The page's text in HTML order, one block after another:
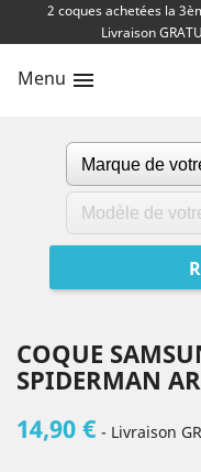
2 coques achetées la
Livraison
Menu 
COQUE
SPIDERMAN
14,90 € - Livraison